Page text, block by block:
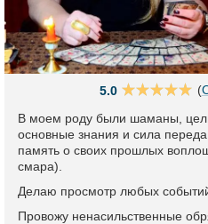
5.0 (
В моем роду были шаманы,
основные знания и сила
память о своих прошлых
смара).
Делаю просмотр любых
Провожу ненасильственные